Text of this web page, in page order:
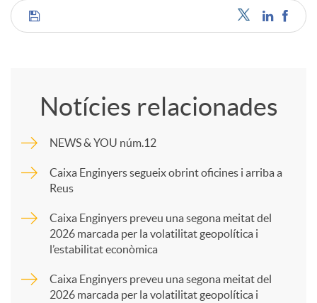
C
m
p
a
Notícies relacionades
NEWS & YOU núm.12
Caixa Enginyers segueix obrint oficines i arriba a
Reus
Caixa Enginyers preveu una segona meitat del
2026 marcada per la volatilitat geopolítica i
l’estabilitat econòmica
Caixa Enginyers preveu una segona meitat del
2026 marcada per la volatilitat geopolítica i